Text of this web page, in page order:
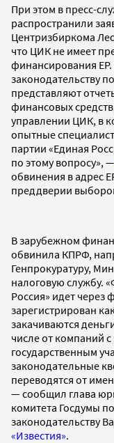
При этом в пресс-
распространили
Центризбиркома
что ЦИК не имеет
финансирования
законодательству
представляют
финансовых
управлении ЦИК, в
опытные
партии «Единая
по этому вопросу», —
обвинения в адрес
преддверии
В зарубежном
обвинила КПРФ,
Генпрокуратуру,
налоговую службу.
Россия» идет
зарегистрирован
закачиваются
числе от компаний
государственным
законодательные
переводятся от
— сообщил глава
комитета Госдумы
законодательству
«Известия».